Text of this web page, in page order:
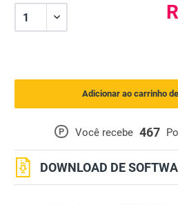
P Você recebe 467
DOWNLOAD DE
Adicionar ao carrinho